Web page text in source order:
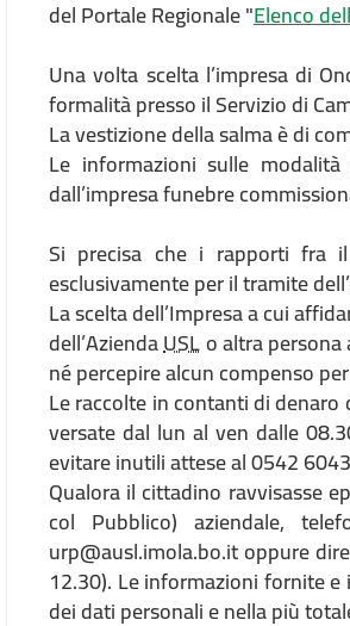
del Portale Regionale "Elenco
Una volta scelta l’impresa di
formalità presso il Servizio di
La vestizione della salma è di
Le informazioni sulle
dall’impresa funebre
Si precisa che i rapporti fra
esclusivamente per il tramite
La scelta dell’Impresa a cui
dell’AziendaUSLo altra
né percepire alcun compenso
Le raccolte in contanti di
versate dal lun al ven dalle
evitare inutili attese al 0542
Qualora il cittadino ravvisasse
col Pubblico) aziendale,
urp@ausl.imola.bo.it oppure
12.30). Le informazioni fornite
dei dati personali e nella più